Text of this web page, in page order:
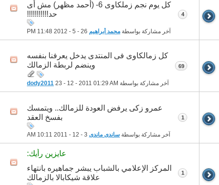
كل يوم نجم زملكاوى 6- (أحمد مظهر) مش أى
حد!!!!!!!!!!!
آخر مشاركة بواسطة محمد أبراهيم 11:48 PM
4
كل زمالكاوى فى المنتدى يدخل يعرفنا بنفسه
وينضم لربطة الزمالك
آخر مشاركة بواسطة dody2011 23 - 12 - 2011 01:29 AM
69
عمرو زكى يرفض العودة للزمالك.. ويتمسك
بفسخ العقد
آخر مشاركة بواسطة ساندى ماندى 10:11 AM
1
عايزين رأيك:
المركز الإعلامي بالشباب يبشر جماهيره بانتهاء
علاقة شيكابالا بالزمالك
1